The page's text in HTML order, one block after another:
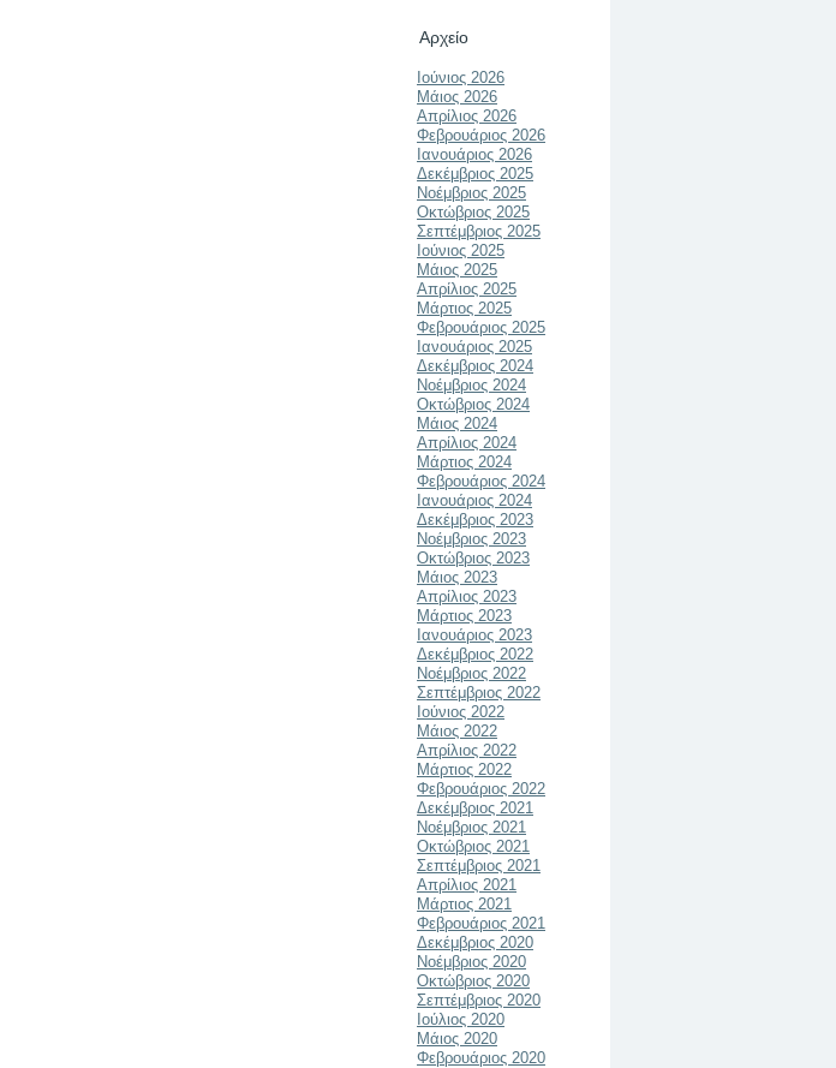
Αρχείο
Ιούνιος 2026
Μάιος 2026
Απρίλιος 2026
Φεβρουάριος 2026
Ιανουάριος 2026
Δεκέμβριος 2025
Νοέμβριος 2025
Οκτώβριος 2025
Σεπτέμβριος 2025
Ιούνιος 2025
Μάιος 2025
Απρίλιος 2025
Μάρτιος 2025
Φεβρουάριος 2025
Ιανουάριος 2025
Δεκέμβριος 2024
Νοέμβριος 2024
Οκτώβριος 2024
Μάιος 2024
Απρίλιος 2024
Μάρτιος 2024
Φεβρουάριος 2024
Ιανουάριος 2024
Δεκέμβριος 2023
Νοέμβριος 2023
Οκτώβριος 2023
Μάιος 2023
Απρίλιος 2023
Μάρτιος 2023
Ιανουάριος 2023
Δεκέμβριος 2022
Νοέμβριος 2022
Σεπτέμβριος 2022
Ιούνιος 2022
Μάιος 2022
Απρίλιος 2022
Μάρτιος 2022
Φεβρουάριος 2022
Δεκέμβριος 2021
Νοέμβριος 2021
Οκτώβριος 2021
Σεπτέμβριος 2021
Απρίλιος 2021
Μάρτιος 2021
Φεβρουάριος 2021
Δεκέμβριος 2020
Νοέμβριος 2020
Οκτώβριος 2020
Σεπτέμβριος 2020
Ιούλιος 2020
Μάιος 2020
Φεβρουάριος 2020